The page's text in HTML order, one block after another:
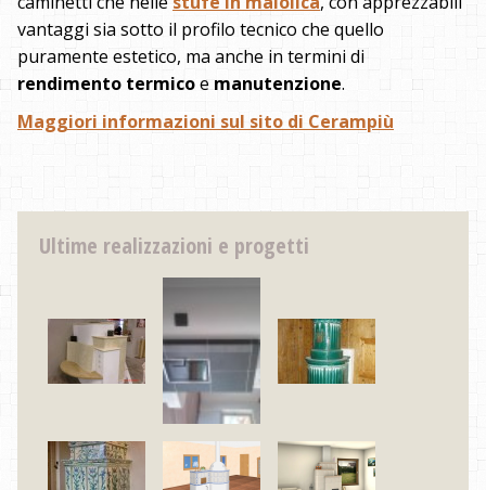
vantaggi sia sotto il profilo tecnico che quello
puramente estetico, ma anche in termini di
rendimento termicoe manutenzione.
Maggiori informazioni sul sito di Cerampiù
Ultime realizzazioni e progetti